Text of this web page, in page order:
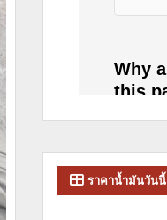
ราคาน้ำมันวันนี้